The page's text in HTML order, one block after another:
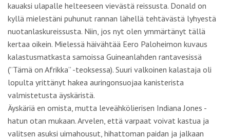
kauaksi ulapalle helteeseen vievästä reissusta. Donald on
kyllä mielestäni puhunut rannan lähellä tehtävästä lyhyestä
nuotanlaskureissusta. Niin, jos nyt olen ymmärtänyt tällä
kertaa oikein. Mielessä häivähtää Eero Paloheimon kuvaus
kalastusmatkasta samoissa Guineanlahden rantavesissä
(”Tämä on Afrikka” -teoksessa). Suuri valkoinen kalastaja oli
lopulta yrittänyt hakea auringonsuojaa kanisterista
valmistetusta äyskäristä.
Äyskäriä en omista, mutta leveähkölierisen Indiana Jones -
hatun otan mukaan. Arvelen, että varpaat voivat kastua ja
valitsen asuksi uimahousut, hihattoman paidan ja jalkaan